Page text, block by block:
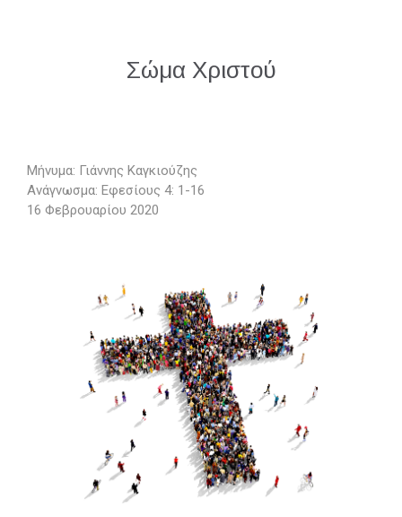
Σώμα Χριστού
Μήνυμα: Γιάννης Καγκιούζης
Ανάγνωσμα: Εφεσίους 4: 1-16
16 Φεβρουαρίου 2020